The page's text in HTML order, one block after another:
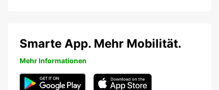
Smarte App. Mehr Mobilität.
Mehr Informationen